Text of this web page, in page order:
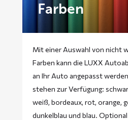
Farben
Mit einer Auswahl von nicht
Farben kann die LUXX
an Ihr Auto angepasst
stehen zur Verfügung:
weiß, bordeaux, rot, orange,
dunkelblau und blau.